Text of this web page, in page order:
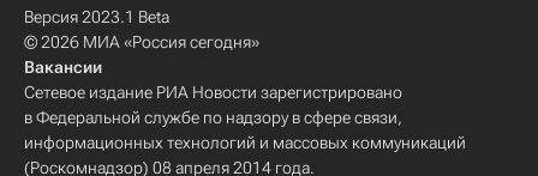
Версия 2023.1 Beta
© 2026 МИА «Россия сегодня»
Вакансии
Сетевое издание РИА Новости зарегистрировано
в Федеральной службе по надзору в сфере связи,
информационных технологий и массовых коммуникаций
(Роскомнадзор) 08 апреля 2014 года.